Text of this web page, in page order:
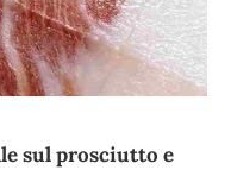
sul prosciutto e